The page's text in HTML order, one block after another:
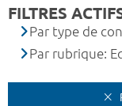
FILTRES
Par type de
Par rubrique: